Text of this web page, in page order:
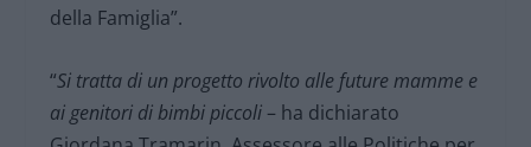
della Famiglia”.
“Si tratta di un progetto rivolto alle future mamme e
ai genitori di bimbi piccoli – ha dichiarato